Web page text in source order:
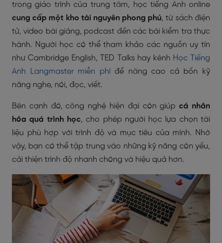
trong giáo trình của trung tâm, học tiếng Anh online
cung cấp một kho tài nguyên phong phú, từ sách điện
tử, video bài giảng, podcast đến các bài kiểm tra thực
hành. Người học có thể tham khảo các nguồn uy tín
như Cambridge English, TED Talks hay kênh Học Tiếng
Anh Langmaster miễn phíđể nâng cao cả bốn kỹ
năng nghe, nói, đọc, viết.
Bên cạnh đó, công nghệ hiện đại còn giúpcá nhân
hóa quá trình học, cho phép người học lựa chọn tài
liệu phù hợp với trình độ và mục tiêu của mình. Nhờ
vậy, bạn có thể tập trung vào những kỹ năng còn yếu,
cải thiện trình độ nhanh chóng và hiệu quả hơn.